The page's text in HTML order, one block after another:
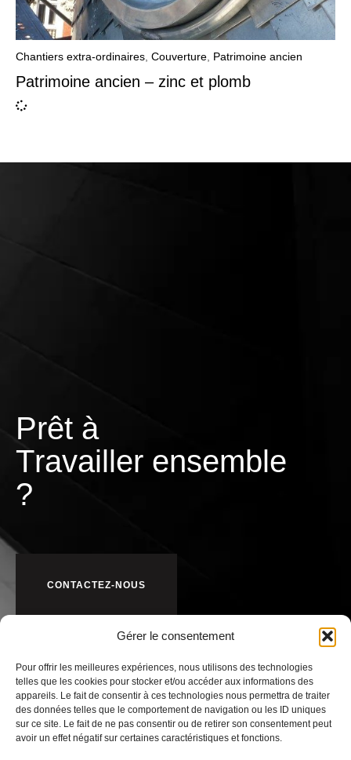
Gérer le consentement
Pour offrir les meilleures expériences, nous utilisons des technologies
telles que les cookies pour stocker et/ou accéder aux informations des
appareils. Le fait de consentir à ces technologies nous permettra de traiter
des données telles que le comportement de navigation ou les ID uniques
sur ce site. Le fait de ne pas consentir ou de retirer son consentement peut
avoir un effet négatif sur certaines caractéristiques et fonctions.
Chantiers extra-ordinaires, Couverture, Patrimoine ancien
Patrimoine ancien – zinc et plomb
Prêt à
Travailler ensemble
?
CONTACTEZ-NOUS